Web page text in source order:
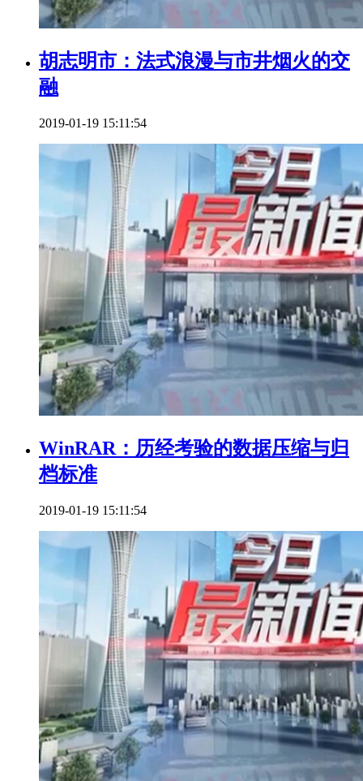
胡志明市：法式浪漫与市井烟火的交
融
2019-01-19 15:11:54
WinRAR：历经考验的数据压缩与归
档标准
2019-01-19 15:11:54